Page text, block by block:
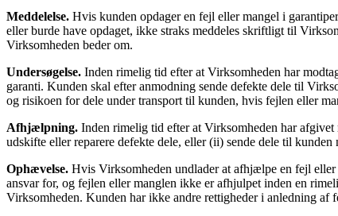
Meddelelse. Hvis kunden opdager en fejl eller mangel i
eller burde have opdaget, ikke straks meddeles skriftligt til
Virksomheden beder om.
Undersøgelse. Inden rimelig tid efter at Virksomheden har
garanti. Kunden skal efter anmodning sende defekte dele til
og risikoen for dele under transport til kunden, hvis fejlen eller
Afhjælpning. Inden rimelig tid efter at Virksomheden har
udskifte eller reparere defekte dele, eller (ii) sende dele til
Ophævelse. Hvis Virksomheden undlader at afhjælpe en fejl
ansvar for, og fejlen eller manglen ikke er afhjulpet inden en
Virksomheden. Kunden har ikke andre rettigheder i anledning